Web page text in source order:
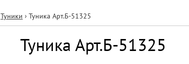
Туники › Туника Арт.Б-51325
Туника Арт.Б-51325